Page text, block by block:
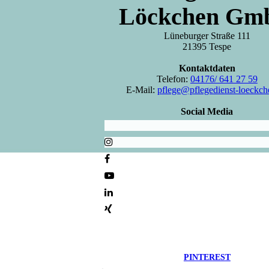
Löckchen
Lüneburger Straße 111
21395 Tespe
Kontaktdaten
Telefon: 04176/ 641 27 59
E-Mail: pflege@pflegedienst-
Social Media
PINTEREST